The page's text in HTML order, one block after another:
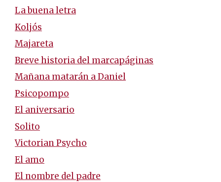
La buena letra
Koljós
Majareta
Breve historia del marcapáginas
Mañana matarán a Daniel
Psicopompo
El aniversario
Solito
Victorian Psycho
El amo
El nombre del padre